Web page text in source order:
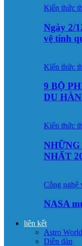
Kiến thức
Ngày 2/
vệ tinh
Kiến thức
9 BỘ
DU
Kiến thức
NHẤT
Công nghệ
NASA
liên kết
Astro
Diễn đàn